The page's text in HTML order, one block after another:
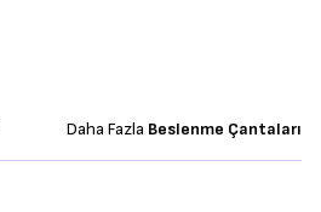
Daha Fazla Beslenme Çantaları